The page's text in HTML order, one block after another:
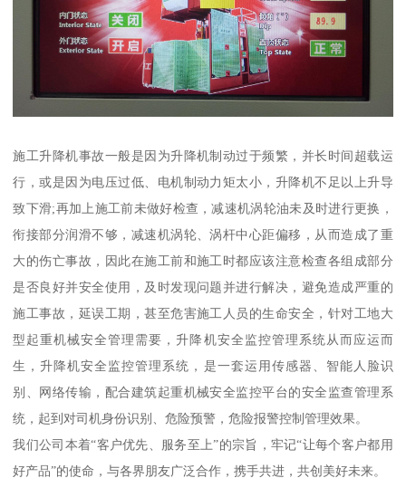
施工升降机事故一般是因为升降机制动过于频繁，并长时间超载运
行，或是因为电压过低、电机制动力矩太小，升降机不足以上升导
致下滑;再加上施工前未做好检查，减速机涡轮油未及时进行更换，
衔接部分润滑不够，减速机涡轮、涡杆中心距偏移，从而造成了重
大的伤亡事故，因此在施工前和施工时都应该注意检查各组成部分
是否良好并安全使用，及时发现问题并进行解决，避免造成严重的
施工事故，延误工期，甚至危害施工人员的生命安全，针对工地大
型起重机械安全管理需要，升降机安全监控管理系统从而应运而
生，升降机安全监控管理系统，是一套运用传感器、智能人脸识
别、网络传输，配合建筑起重机械安全监控平台的安全监查管理系
统，起到对司机身份识别、危险预警，危险报警控制管理效果。
我们公司本着“客户优先、服务至上”的宗旨，牢记“让每个客户都用
好产品”的使命，与各界朋友广泛合作，携手共进，共创美好未来。